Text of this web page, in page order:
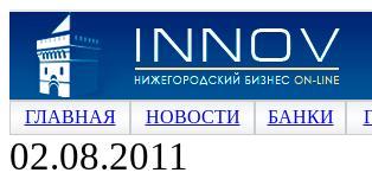
ГЛАВНАЯ НОВОСТИ БАНКИ
02.08.2011